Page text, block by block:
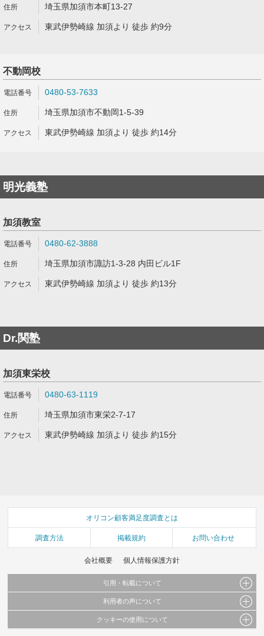
埼玉県加須市本町13-27
東武伊勢崎線 加須より 徒歩 約9分
不動岡校
0480-53-7633
埼玉県加須市不動岡1-5-39
東武伊勢崎線 加須より 徒歩 約14分
明光義塾
加須教室
0480-62-3888
埼玉県加須市諏訪1-3-28 内田ビル1F
東武伊勢崎線 加須より 徒歩 約13分
Dr.関塾
加須東栄校
0480-63-1119
埼玉県加須市東栄2-7-17
東武伊勢崎線 加須より 徒歩 約15分
オリコン顧客満足度調査とは
調査方法 掲載規約 お問い合わせ
会社概要 個人情報保護方針
引用・転載について
当サイトで公開されている情報（文字、写真、イラスト、画像データ等）及びこれらの配
これらの情報を権利者の許可なく無断転載・複製などの二次利用を行うことは固く禁じて
利用者の声について
当サイトに掲載している内容はすべてサービスの利用者が提出された見解・感想です。
クッキーの使用について